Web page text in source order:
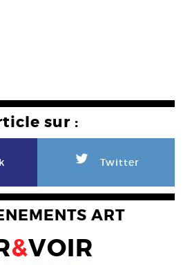
sur :
L Twitter
ART
&VOIR